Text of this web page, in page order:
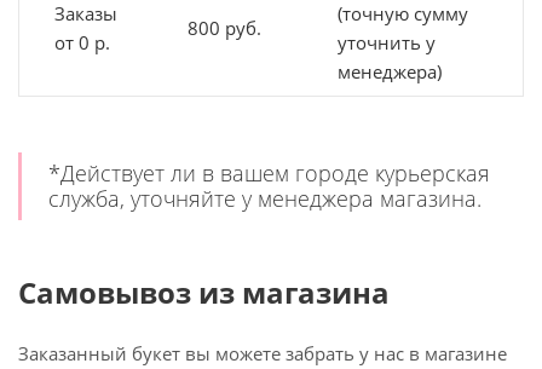
Заказы
от 0 р.
800 руб.
(точную сумму
уточнить у
менеджера)
*Действует ли в вашем городе курьерская
служба, уточняйте у менеджера магазина.
Самовывоз из магазина
Заказанный букет вы можете забрать у нас в магазине